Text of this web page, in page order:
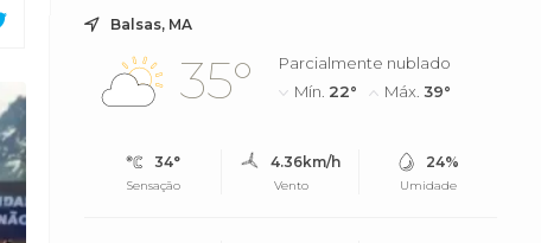
Balsas, MA
35°
Parcialmente nublado
Mín. 22° Máx.39°
34°
Sensação
4.36km/h
Vento
24%
Umidade